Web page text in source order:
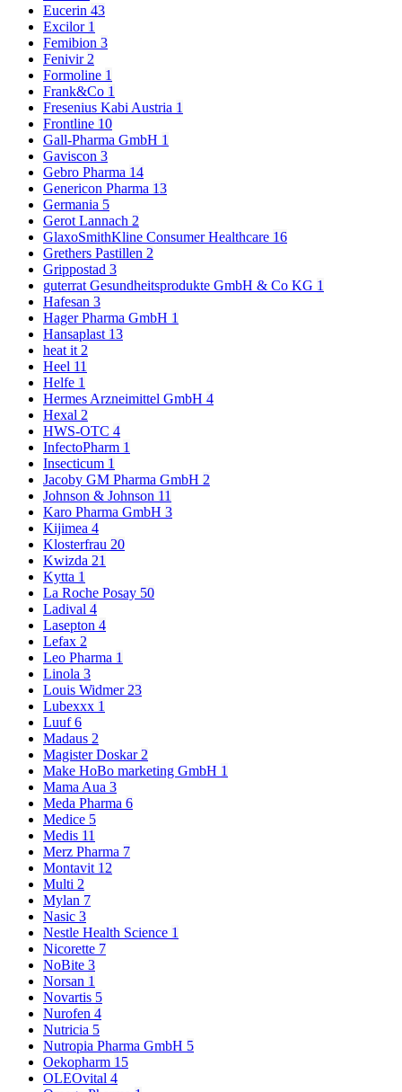
Eucerin 43
Excilor 1
Femibion 3
Fenivir 2
Formoline 1
Frank&Co 1
Fresenius Kabi Austria 1
Frontline 10
Gall-Pharma GmbH 1
Gaviscon 3
Gebro Pharma 14
Genericon Pharma 13
Germania 5
Gerot Lannach 2
GlaxoSmithKline Consumer Healthcare 16
Grethers Pastillen 2
Grippostad 3
guterrat Gesundheitsprodukte GmbH & Co KG 1
Hafesan 3
Hager Pharma GmbH 1
Hansaplast 13
heat it 2
Heel 11
Helfe 1
Hermes Arzneimittel GmbH 4
Hexal 2
HWS-OTC 4
InfectoPharm 1
Insecticum 1
Jacoby GM Pharma GmbH 2
Johnson & Johnson 11
Karo Pharma GmbH 3
Kijimea 4
Klosterfrau 20
Kwizda 21
Kytta 1
La Roche Posay 50
Ladival 4
Lasepton 4
Lefax 2
Leo Pharma 1
Linola 3
Louis Widmer 23
Lubexxx 1
Luuf6
Madaus 2
Magister Doskar 2
Make HoBo marketing GmbH 1
Mama Aua 3
Meda Pharma 6
Medice 5
Medis 11
Merz Pharma 7
Montavit 12
Multi 2
Mylan 7
Nasic 3
Nestle Health Science 1
Nicorette 7
NoBite 3
Norsan 1
Novartis 5
Nurofen 4
Nutricia 5
Nutropia Pharma GmbH 5
Oekopharm 15
OLEOvital 4